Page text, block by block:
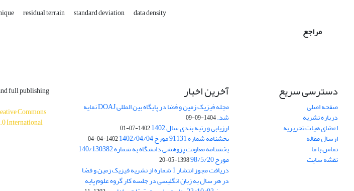
residual terrain standard deviation data density
مراجع
دسترسی سریع
صفحه اصلی
درباره نشریه
اعضای هیات تحریریه
ارسال مقاله
تماس با ما
نقشه سایت
آخرین اخبار
مجله فیزیک زمین و فضا در پایگاه بین المللی DOAJ نمایه
شد.1404-09-09
ارزیابی و رتبه بندی سال 1402 1402-07-01
بخشنامه شماره 91131 مورخ 1402/04/04 1402-04-04
بخشنامه معاونت پژوهشی دانشگاه به شماره 140/130382
مورخ 98/5/20 1398-05-20
دریافت مجوز انتشار 1 شماره از نشریه فیزیک زمین و فضا
در هر سال به زبان انگلیسی در جلسه کار گروه علوم پایه
full publishing
Commons
International